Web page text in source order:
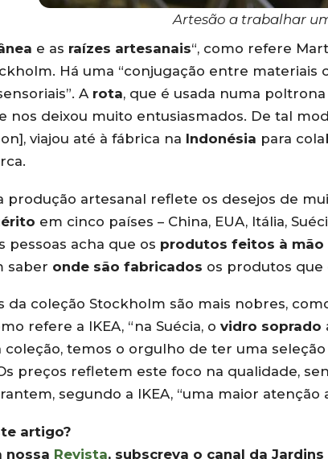
Artesão a trabalhar
e as raízes artesanais“, como refere
Há uma “conjugação entre materiais
A rota, que é usada numa
nos deixou muito entusiasmados. De tal
viajou até à fábrica na Indonésia para
produção artesanal reflete os desejos de
em cinco países – China, EUA, Itália,
pessoas acha que os produtos feitos à mão
saber onde são fabricados os produtos que
da coleção Stockholm são mais nobres,
refere a IKEA, “na Suécia, o vidro soprado
coleção, temos o orgulho de ter uma
preços refletem este foco na qualidade,
segundo a IKEA, “uma maior atenção
artigo?
nossa Revista, subscreva o canal da